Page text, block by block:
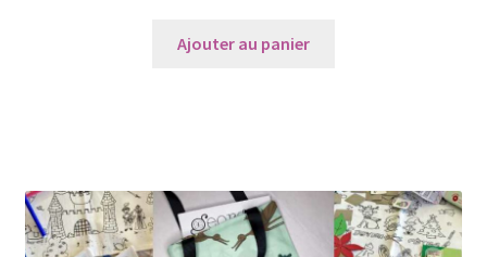
Ajouter au panier